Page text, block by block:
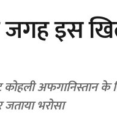
इस
कोहली अफगानिस्तान
भरोसा